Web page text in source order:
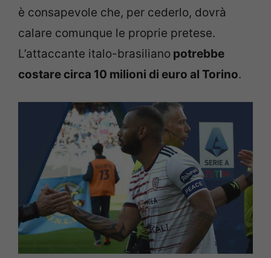
è consapevole che, per cederlo, dovrà
calare comunque le proprie pretese.
L’attaccante italo-brasiliano potrebbe
costare circa 10 milioni di euro al Torino.